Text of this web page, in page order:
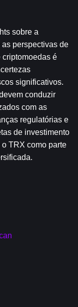
sobre a
perspectivas de
criptomoedas é
significativos.
conduzir
com as
regulatórias e
de investimento
TRX como parte